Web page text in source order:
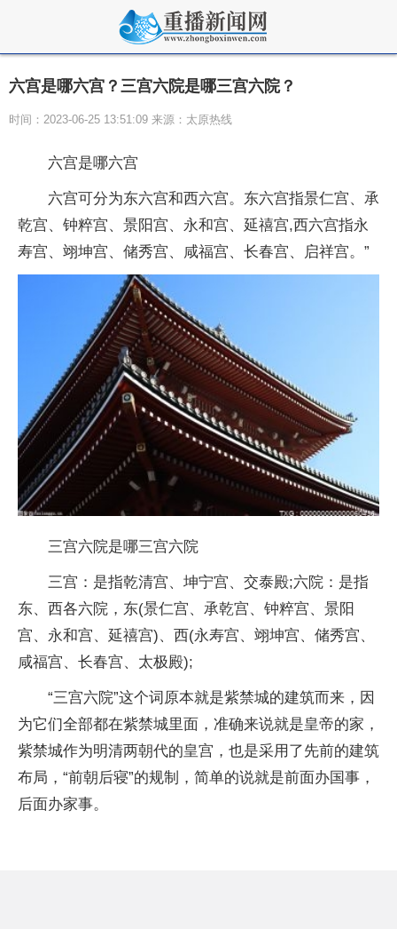
六宫是哪六宫？三宫六院是哪三宫六院？
时间：2023-06-25 13:51:09 来源：太原热线
六宫是哪六宫
六宫可分为东六宫和西六宫。东六宫指景仁宫、承
乾宫、钟粹宫、景阳宫、永和宫、延禧宫,西六宫指永
寿宫、翊坤宫、储秀宫、咸福宫、长春宫、启祥宫。”
三宫六院是哪三宫六院
三宫：是指乾清宫、坤宁宫、交泰殿;六院：是指
东、西各六院，东(景仁宫、承乾宫、钟粹宫、景阳
宫、永和宫、延禧宫)、西(永寿宫、翊坤宫、储秀宫、
咸福宫、长春宫、太极殿);
“三宫六院”这个词原本就是紫禁城的建筑而来，因
为它们全部都在紫禁城里面，准确来说就是皇帝的家，
紫禁城作为明清两朝代的皇宫，也是采用了先前的建筑
布局，“前朝后寝”的规制，简单的说就是前面办国事，
后面办家事。